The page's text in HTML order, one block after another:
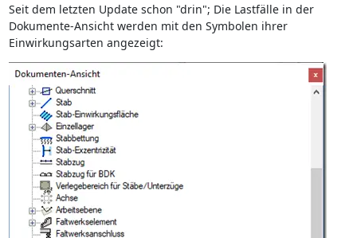
Seit dem letzten Update schon "drin"; Die Lastfälle in der
Dokumente-Ansicht werden mit den Symbolen ihrer
Einwirkungsarten angezeigt: